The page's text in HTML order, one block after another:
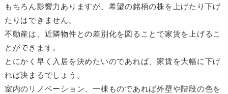
もちろん影響力ありますが、希望の銘柄の株を上げたり下げ
たりはできません。
不動産は、近隣物件との差別化を図ることで家賃を上げるこ
とができます。
とにかく早く入居を決めたいのであれば、家賃を大幅に下げ
れば決まるでしょう。
室内のリノベーション、一棟ものであれば外壁や階段の色を